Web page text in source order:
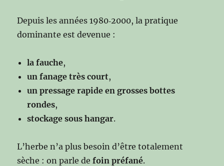
Depuis les années 1980‑2000, la pratique
dominante est devenue :
la fauche,
un fanage très court,
un pressage rapide en grosses bottes
rondes,
stockage sous hangar.
L’herbe n’a plus besoin d’être totalement
sèche : on parle defoin préfané.